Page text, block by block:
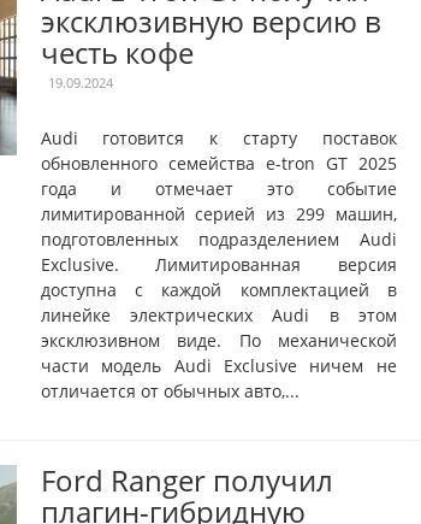
эксклюзивную версию в
честь кофе
19.09.2024
Audi готовится к старту поставок
обновленного семейства e-tron GT 2025
года и отмечает это событие
лимитированной серией из 299 машин,
подготовленных подразделением Audi
Exclusive. Лимитированная версия
доступна с каждой комплектацией в
линейке электрических Audi в этом
эксклюзивном виде. По механической
части модель Audi Exclusive ничем не
отличается от обычных авто,...
Ford Ranger получил
плагин-гибридную